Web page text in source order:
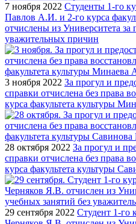
7 ноября 2022 Студенты 1-го
Павлов А.И. и 2-го курса
отчислены из Университета
уважительных причин
3 ноября 2022 За прогул и
справки отчислена без права
курса факультета культуры
28 октября 2022 За прогул и
справки отчислена без права
курса факультета культуры
29 сентября 2022 Студент 1-го